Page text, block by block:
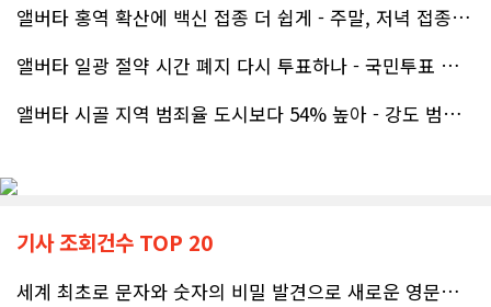
무엇보다 작은 베이스먼트 공간을 밝고 깔끔하면서도 가족 모두가 편하게 사용할 수 있는 공간으로 완성해 주셔서 정말 만족합니다. 특히 아이들과 함께 즐겁게 시간을 보낼 수 있는 공간이 되어 더욱 뜻깊습니다.
베이스먼트 개발을 고민하시는 분들께 B&A를 자신 있게 추천드립니다.
앨버타 홍역 확산에 백신 접종 더 쉽게 - 주말, 저녁 접종 클리닉 열..
앨버타 일광 절약 시간 폐지 다시 투표하나 - 국민투표 기준 낮춰지며 ..
앨버타 시골 지역 범죄율 도시보다 54% 높아 - 강도 범죄는 도시가 ..
기사 조회건수 TOP 20
세계 최초로 문자와 숫자의 비밀 발견으로 새로운 영문법을 발명한 임성빈..